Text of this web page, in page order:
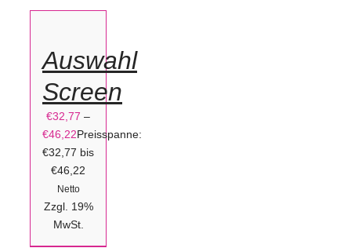
AUF.
AUF
DER
PRODUKTSEITE
GEWÄHLT
WERDEN
DETAILS
Auswahl
Screen
€32,77 –
€46,22Preisspanne:
€32,77 bis
€46,22
Netto
Zzgl. 19%
MwSt.